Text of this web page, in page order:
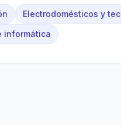
Electrodomésticos y
informática